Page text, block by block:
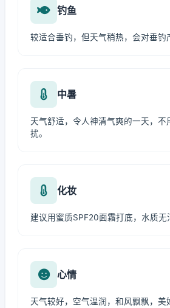
钓鱼
较适合垂钓，但天气稍热，会对垂钓
中暑
天气舒适，令人神清气爽的一天，不
扰。
化妆
建议用蜜质SPF20面霜打底，水质无
心情
天气较好，空气温润，和风飘飘，美